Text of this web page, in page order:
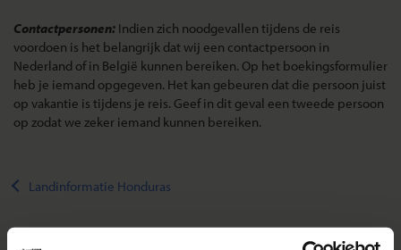
Contactpersonen: Indien zich noodgevallen tijdens de reis
voordoen is het belangrijk dat wij een contactpersoon in
Nederland of in België kunnen bereiken. Op het boekingsformulier
heb je iemand opgegeven. Het kan gebeuren dat die persoon juist
op vakantie is tijdens je reis. Geef in dit geval een tweede persoon
op zodat we zeker iemand kunnen bereiken.
Landinformatie Honduras